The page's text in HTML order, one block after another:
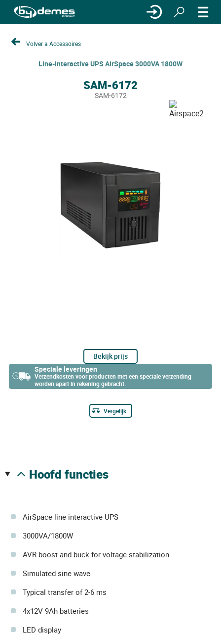
Volver a Accessoires
Line-interactive UPS AirSpace 3000VA 1800W
SAM-6172
SAM-6172
Bekijk prijs
Speciale leveringen
Verzendkosten voor producten met een speciale verzending
worden apart in rekening gebracht.
Vergelijk
hoofd functies
AirSpace line interactive UPS
3000VA/1800W
AVR boost and buck for voltage stabilization
Simulated sine wave
Typical transfer of 2-6 ms
4x12V 9Ah batteries
LED display